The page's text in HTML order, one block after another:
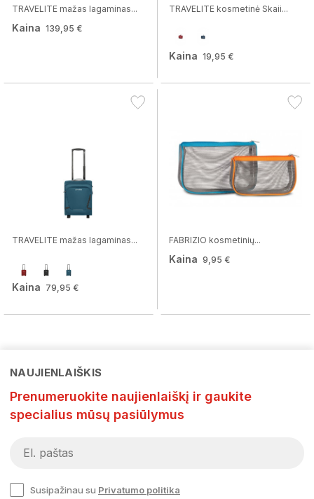
TRAVELITE mažas lagaminas...
Kaina 139,95 €
TRAVELITE kosmetinė Skaii...
Kaina 19,95 €
TRAVELITE mažas lagaminas...
Kaina 79,95 €
FABRIZIO kosmetinių...
Kaina 9,95 €
NAUJIENLAIŠKIS
Prenumeruokite naujienlaiškį ir gaukite
specialius mūsų pasiūlymus
Susipažinau su Privatumo politika